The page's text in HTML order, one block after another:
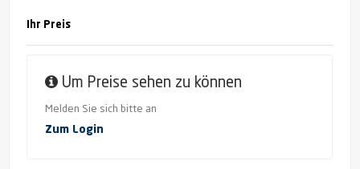
Ihr Preis
Um Preise sehen zu können
Melden Sie sich bitte an
Zum Login